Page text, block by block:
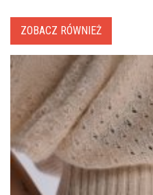
ZOBACZ RÓWNIEŻ